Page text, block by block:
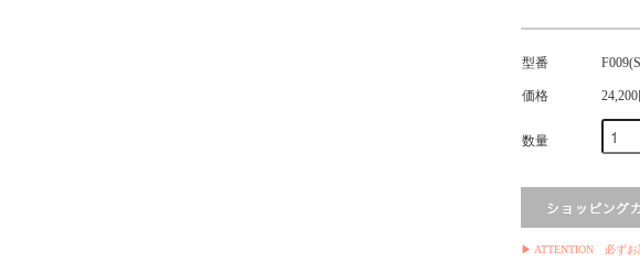
型番
価格
数量
▶ ATTENTION 必ずお